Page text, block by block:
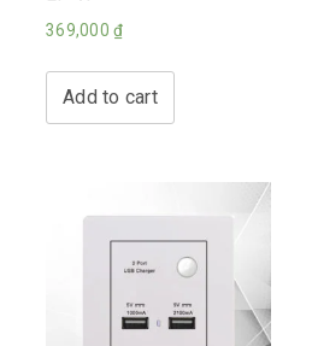
369,000₫
Add to cart